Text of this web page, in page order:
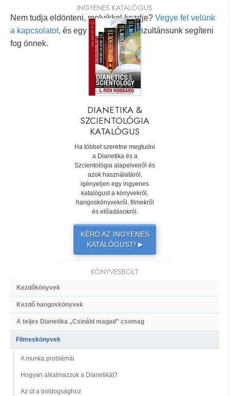
Nem tudja eldönteni, melyikkel kezdje? Vegye fel velünk
a kapcsolatot, és egy személyes konzultánsunk segíteni
fog önnek.
INGYENES KATALÓGUS
DIANETIKA &
SZCIENTOLÓGIA
KATALÓGUS
Ha többet szeretne megtudni
a Dianetika és a
Szcientológia alapelveiről és
azok használatáról,
igényeljen egy ingyenes
katalógust a könyvekről,
hangoskönyvekről, filmekről
és előadásokról.
KÉRD AZ INGYENES
KATALÓGUST! ▶
KÖNYVESBOLT
Kezdőkönyvek
Kezdő hangoskönyvek
A teljes Dianetika „Csináld magad” csomag
Filmeskönyvek
A munka problémái
Hogyan alkalmazzuk a Dianetikát?
Az út a boldogsághoz